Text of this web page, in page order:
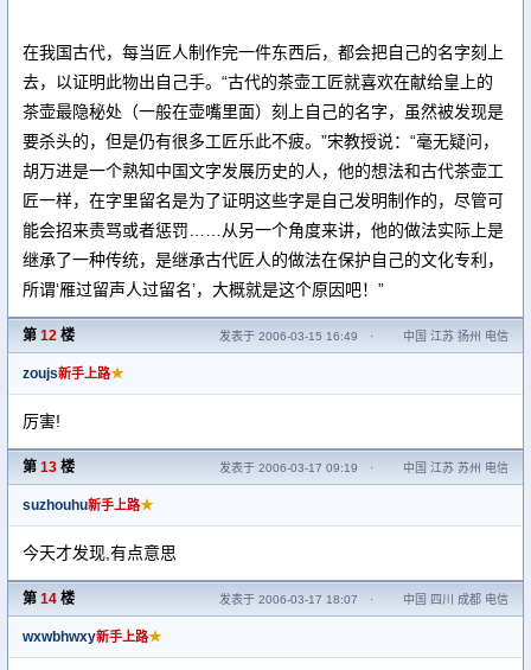
在我国古代，每当匠人制作完一件东西后，都会把自己的名字刻上
去，以证明此物出自己手。“古代的茶壶工匠就喜欢在献给皇上的
茶壶最隐秘处（一般在壶嘴里面）刻上自己的名字，虽然被发现是
要杀头的，但是仍有很多工匠乐此不疲。”宋教授说：“毫无疑问，
胡万进是一个熟知中国文字发展历史的人，他的想法和古代茶壶工
匠一样，在字里留名是为了证明这些字是自己发明制作的，尽管可
能会招来责骂或者惩罚……从另一个角度来讲，他的做法实际上是
继承了一种传统，是继承古代匠人的做法在保护自己的文化专利，
所谓‘雁过留声人过留名’，大概就是这个原因吧！”
第 12 楼 发表于 2006-03-15 16:49 · 中国 江苏 扬州 电信
zoujs新手上路★
厉害!
第 13 楼 发表于 2006-03-17 09:19 · 中国 江苏 苏州 电信
suzhouhu新手上路★
今天才发现,有点意思
第 14 楼 发表于 2006-03-17 18:07 · 中国 四川 成都 电信
wxwbhwxy新手上路★